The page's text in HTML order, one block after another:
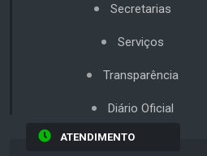
Secretarias
Serviços
Transparência
Diário Oficial
ATENDIMENTO